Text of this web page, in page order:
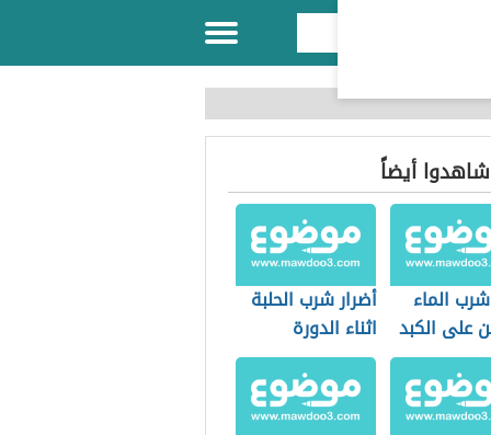
شاهدوا أيضاً
الماء
على الكبد
أضرار شرب الحلبة
اثناء الدورة
الشهرية